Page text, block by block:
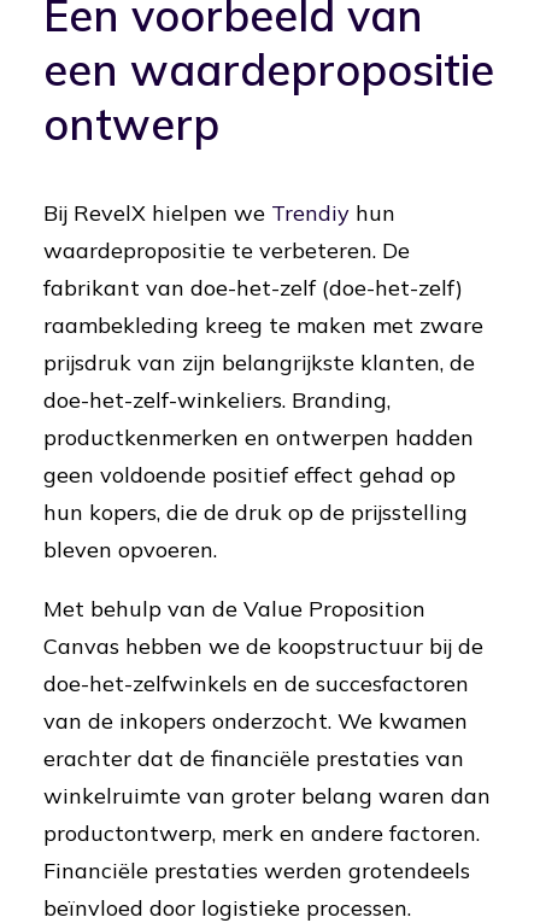
Een voorbeeld van
een waardepropositie
ontwerp
Bij RevelX hielpen we Trendiy hun
waardepropositie te verbeteren. De
fabrikant van doe-het-zelf (doe-het-zelf)
raambekleding kreeg te maken met zware
prijsdruk van zijn belangrijkste klanten, de
doe-het-zelf-winkeliers. Branding,
productkenmerken en ontwerpen hadden
geen voldoende positief effect gehad op
hun kopers, die de druk op de prijsstelling
bleven opvoeren.
Met behulp van de Value Proposition
Canvas hebben we de koopstructuur bij de
doe-het-zelfwinkels en de succesfactoren
van de inkopers onderzocht. We kwamen
erachter dat de financiële prestaties van
winkelruimte van groter belang waren dan
productontwerp, merk en andere factoren.
Financiële prestaties werden grotendeels
beïnvloed door logistieke processen.